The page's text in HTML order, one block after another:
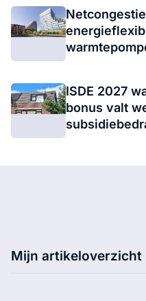
ISDE 2027
bonus valt
Mijn artikeloverzicht